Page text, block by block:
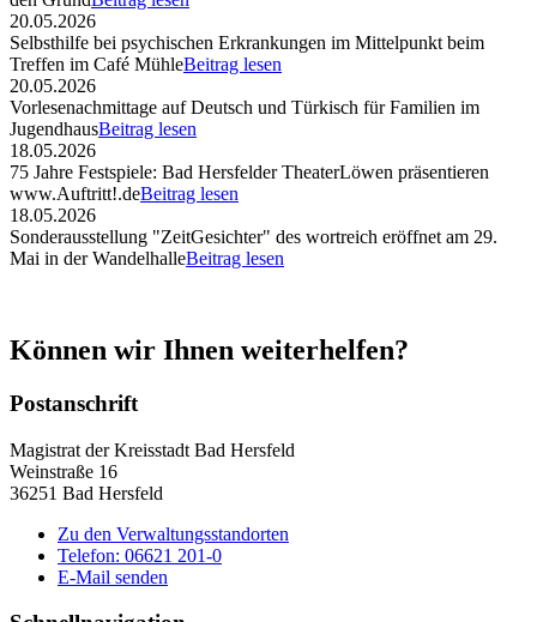
20.05.2026
Selbsthilfe bei psychischen Erkrankungen im Mittelpunkt beim
Treffen im Café MühleBeitrag lesen
20.05.2026
Vorlesenachmittage auf Deutsch und Türkisch für Familien im
JugendhausBeitrag lesen
18.05.2026
75 Jahre Festspiele: Bad Hersfelder TheaterLöwen präsentieren
www.Auftritt!.deBeitrag lesen
18.05.2026
Sonderausstellung "ZeitGesichter" des wortreich eröffnet am 29.
Mai in der WandelhalleBeitrag lesen
Können wir Ihnen weiterhelfen?
Postanschrift
Magistrat der Kreisstadt Bad Hersfeld
Weinstraße 16
36251 Bad Hersfeld
Zu den Verwaltungsstandorten
Telefon: 06621 201-0
E-Mail senden